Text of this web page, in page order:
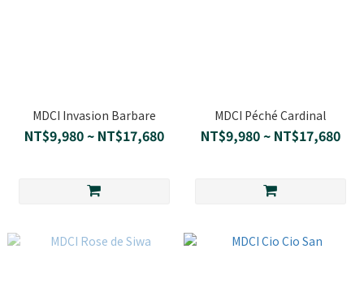
MDCI Invasion Barbare
NT$9,980 ~ NT$17,680
MDCI Péché Cardinal
NT$9,980 ~ NT$17,680